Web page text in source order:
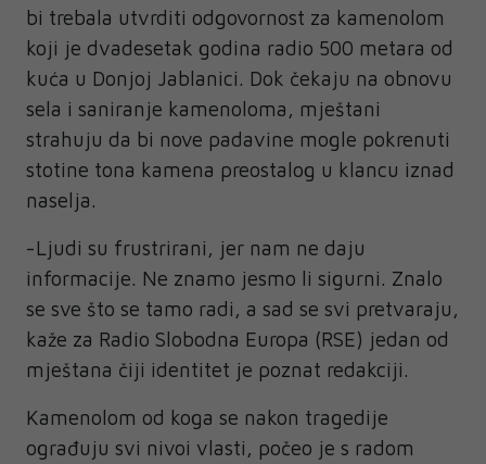
bi trebala utvrditi odgovornost za kamenolom
koji je dvadesetak godina radio 500 metara od
kuća u Donjoj Jablanici. Dok čekaju na obnovu
sela i saniranje kamenoloma, mještani
strahuju da bi nove padavine mogle pokrenuti
stotine tona kamena preostalog u klancu iznad
naselja.
-Ljudi su frustrirani, jer nam ne daju
informacije. Ne znamo jesmo li sigurni. Znalo
se sve što se tamo radi, a sad se svi pretvaraju,
kaže za Radio Slobodna Europa (RSE) jedan od
mještana čiji identitet je poznat redakciji.
Kamenolom od koga se nakon tragedije
ograđuju svi nivoi vlasti, počeo je s radom